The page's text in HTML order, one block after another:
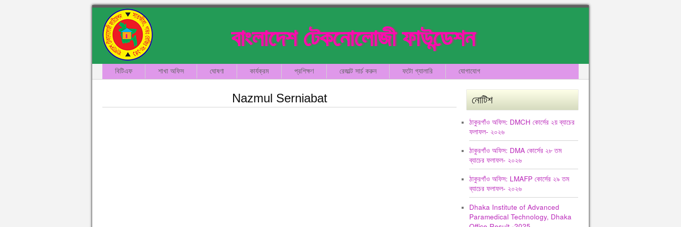
বাংলাদেশ টেকনোলোজী ফাউন্ডেশন
বিটিএফ শাখা অফিস ঘোষণা কার্যক্রম প্রশিক্ষণ রেজাল্ট সার্চ করুন ফটো গ্যালারি যোগাযোগ
Nazmul Serniabat নোটিশ
ঠাকুরগাঁও অফিস: DMCH কোর্সের ২য় ব্যাচের
ফলাফল- ২০২৬
ঠাকুরগাঁও অফিস: DMA কোর্সের ২৮ তম
ব্যাচের ফলাফল- ২০২৬
ঠাকুরগাঁও অফিস: LMAFP কোর্সের ২৯ তম
ব্যাচের ফলাফল- ২০২৬
Dhaka Institute of Advanced
Paramedical Technology, Dhaka